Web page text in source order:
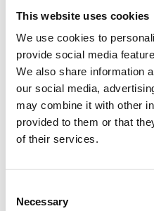
This website uses cookies
We use cookies to
provide social media
We also share information
our social media,
may combine it with other
provided to them or that
of their services.
Selection
Necessary